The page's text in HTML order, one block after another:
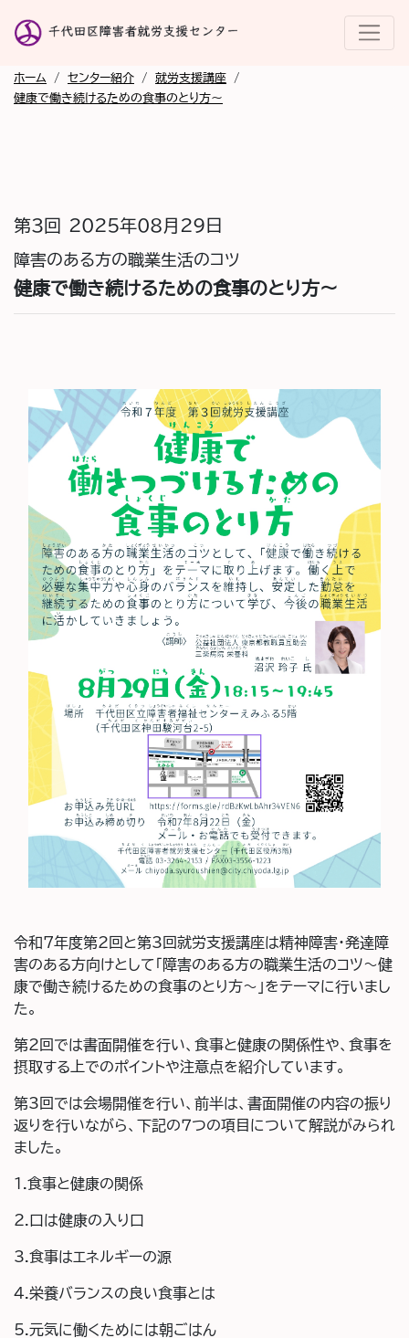
ホーム / センター紹介 / 就労支援講座
/
健康で働き続けるための食事のとり方～
第3回 2025年08月29日
障害のある方の職業生活のコツ
健康で働き続けるための食事のとり方～
令和7年度第2回と第3回就労支援講座は精神障害・発達障
害のある方向けとして「障害のある方の職業生活のコツ～健
康で働き続けるための食事のとり方～」をテーマに行いまし
た。
第2回では書面開催を行い、食事と健康の関係性や、食事を
摂取する上でのポイントや注意点を紹介しています。
第3回では会場開催を行い、前半は、書面開催の内容の振り
返りを行いながら、下記の７つの項目について解説がみられ
ました。
1.食事と健康の関係
2.口は健康の入り口
3.食事はエネルギーの源
4.栄養バランスの良い食事とは
5.元気に働くためには朝ごはん